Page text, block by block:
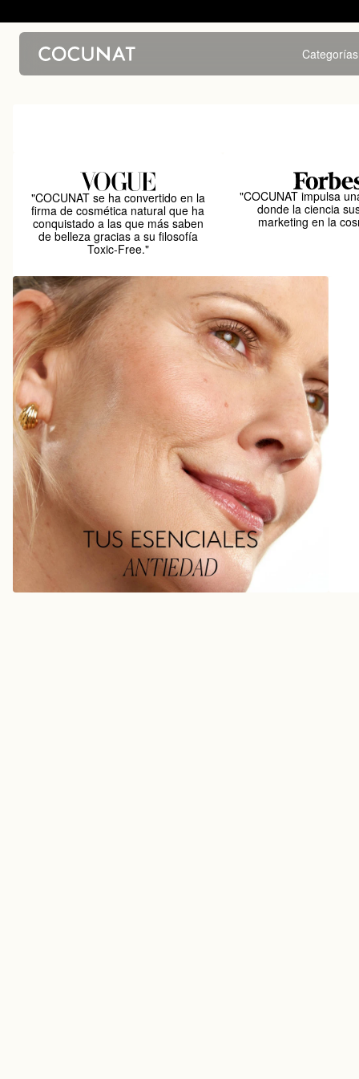
Categorías
"COCUNAT se ha convertido en la
firma de cosmética natural que ha
conquistado a las que más saben
de belleza gracias a su filosofía
Toxic-Free."
"COCUNAT impulsa
donde la ciencia
marketing en la